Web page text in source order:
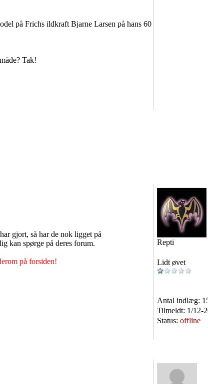
på Frichs ildkraft Bjarne Larsen på hans 60
Tak!
gjort, så har de nok ligget på
kan spørge på deres forum.
på forsiden!
Repti
Lidt øvet
Antal indlæg:
Tilmeldt: 1/12-
Status: offline